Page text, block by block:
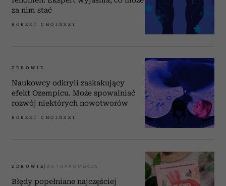
za nim stać
ROBERT CHOIŃSKI
ZDROWIE
Naukowcy odkryli zaskakujący
efekt Ozempicu. Może spowalniać
rozwój niektórych nowotworów
ROBERT CHOIŃSKI
ZDROWIE
Błędy popełniane najczęściej